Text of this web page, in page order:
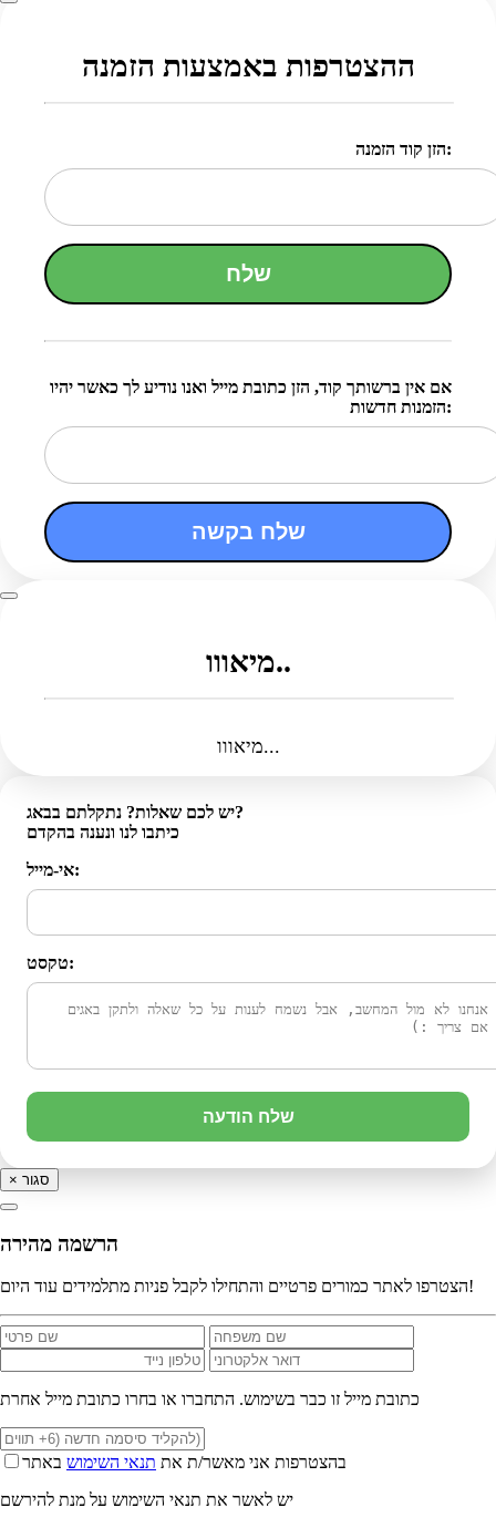
ההצטרפות באמצעות הזמנה
הזן קוד הזמנה:
שלח
אם אין ברשותך קוד, הזן כתובת מייל ואנו נודיע לך כאשר יהיו
הזמנות חדשות:
שלח בקשה
מיאווו..
מיאווו...
יש לכם שאלות? נתקלתם בבאג?
כיתבו לנו ונענה בהקדם
אי-מייל:
טקסט:
שלח הודעה
× סגור
הרשמה מהירה
הצטרפו לאתר כמורים פרטיים והתחילו לקבל פניות מתלמידים עוד היום!
כתובת מייל זו כבר בשימוש. התחברו או בחרו כתובת מייל אחרת
בהצטרפות אני מאשר/ת את תנאי השימוש באתר
יש לאשר את תנאי השימוש על מנת להירשם